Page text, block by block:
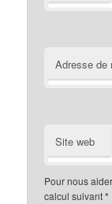
Adresse de
Site web
Pour nous
calcul suivant*